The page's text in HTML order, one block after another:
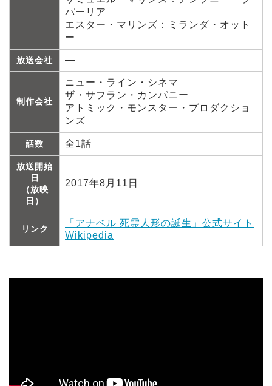
パーリア
エスター・マリンズ：ミランダ・オット
ー
放送会社 ―
制作会社
ニュー・ライン・シネマ
ザ・サフラン・カンパニー
アトミック・モンスター・プロダクショ
ンズ
話数 全1話
放送開始
日
（放映
日）
2017年8月11日
リンク
「アナベル 死霊人形の誕生」公式サイト
Wikipedia